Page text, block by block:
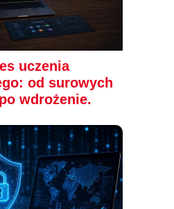
książka ebook
uczenia
od surowych
wdrożenie.